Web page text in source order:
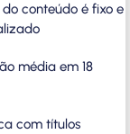
conteúdo é fixo e
média em 18
com títulos